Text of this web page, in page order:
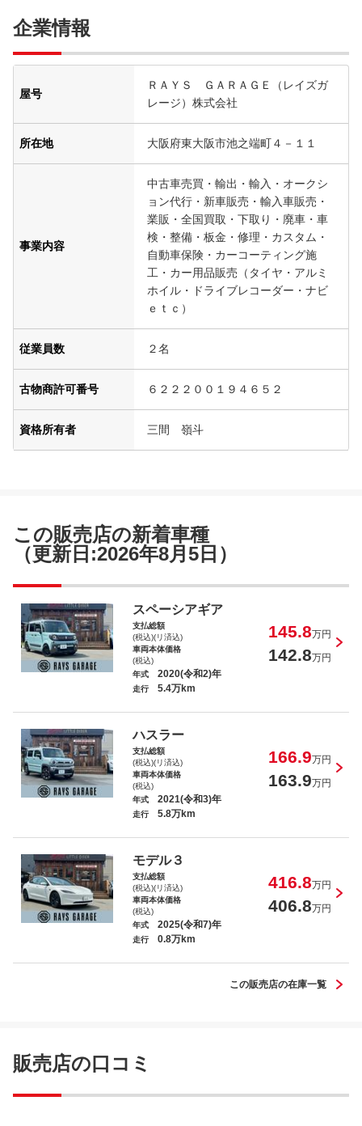
企業情報
屋号
ＲＡＹＳ ＧＡＲＡＧＥ（レイズガ
レージ）株式会社
所在地 大阪府東大阪市池之端町４－１１
事業内容
中古車売買・輸出・輸入・オークシ
ョン代行・新車販売・輸入車販売・
業販・全国買取・下取り・廃車・車
検・整備・板金・修理・カスタム・
自動車保険・カーコーティング施
工・カー用品販売（タイヤ・アルミ
ホイル・ドライブレコーダー・ナビ
ｅｔｃ）
従業員数 ２名
古物商許可番号 ６２２２００１９４６５２
資格所有者 三間 嶺斗
この販売店の新着車種
（更新日:2026年8月5日）
スペーシアギア
支払総額
(税込)(リ済込)
145.8万円
車両本体価格
(税込)
142.8万円
年式 2020(令和2)年
走行 5.4万km
ハスラー
支払総額
(税込)(リ済込)
166.9万円
車両本体価格
(税込)
163.9万円
年式 2021(令和3)年
走行 5.8万km
モデル３
支払総額
(税込)(リ済込)
416.8万円
車両本体価格
(税込)
406.8万円
年式 2025(令和7)年
走行 0.8万km
この販売店の在庫一覧
販売店の口コミ